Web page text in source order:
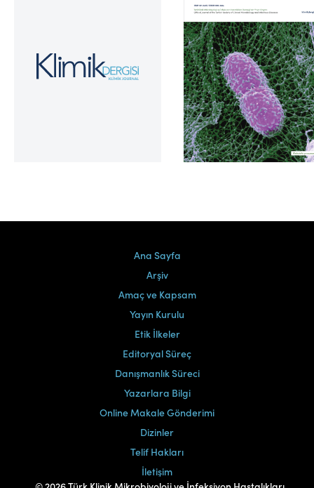
Cilt 39, Sayı 2
Ana Sayfa
Arşiv
Amaç ve Kapsam
Yayın Kurulu
Etik İlkeler
Editoryal Süreç
Danışmanlık Süreci
Yazarlara Bilgi
Online Makale Gönderimi
Dizinler
Telif Hakları
İletişim